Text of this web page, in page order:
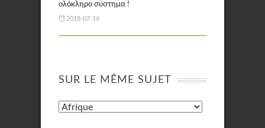
ολόκληρο σύστημα !
2018-07-16
SUR LE MÊME SUJET